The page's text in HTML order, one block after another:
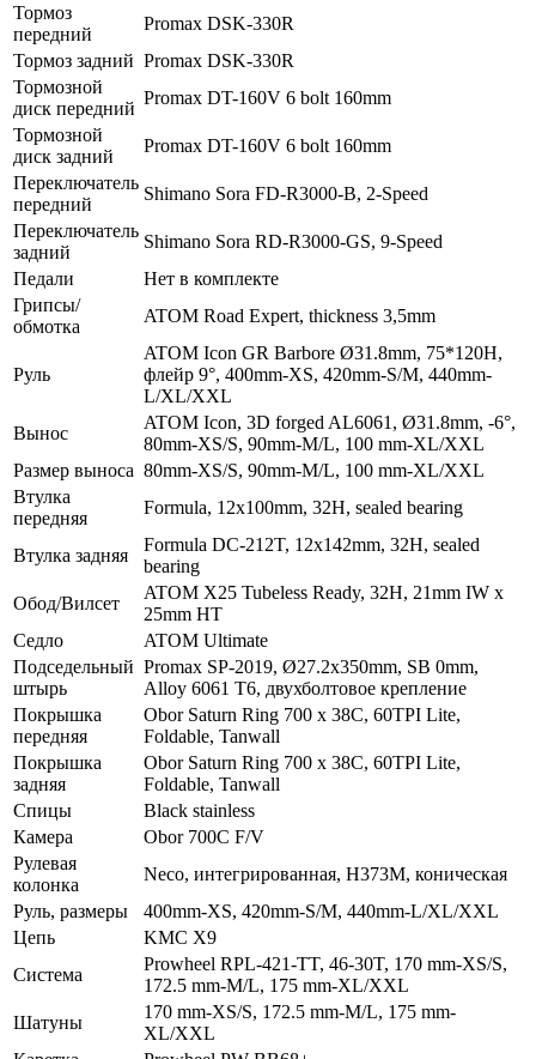
Тормоз
передний
Promax DSK-330R
Тормоз задний Promax DSK-330R
Тормозной
диск передний
Promax DT-160V 6 bolt 160mm
Тормозной
диск задний
Promax DT-160V 6 bolt 160mm
Переключатель
передний
Shimano Sora FD-R3000-B, 2-Speed
Переключатель
задний
Shimano Sora RD-R3000-GS, 9-Speed
Педали
Нет в комплекте
Грипсы/
обмотка
ATOM Road Expert, thickness 3,5mm
Руль
ATOM Icon GR Barbore Ø31.8mm, 75*120H,
флейр 9°, 400mm-XS, 420mm-S/M, 440mm-
L/XL/XXL
Вынос
ATOM Icon, 3D forged AL6061, Ø31.8mm, -6°,
80mm-XS/S, 90mm-M/L, 100 mm-XL/XXL
Размер выноса 80mm-XS/S, 90mm-M/L, 100 mm-XL/XXL
Втулка
передняя
Formula, 12x100mm, 32H, sealed bearing
Втулка задняя
Formula DC-212T, 12x142mm, 32H, sealed
bearing
Обод/Вилсет
ATOM X25 Tubeless Ready, 32H, 21mm IW x
25mm HT
Седло
ATOM Ultimate
Подседельный
штырь
Promax SP-2019, Ø27.2x350mm, SB 0mm,
Alloy 6061 T6, двухболтовое креплениe
Покрышка
передняя
Obor Saturn Ring 700 x 38C, 60TPI Lite,
Foldable, Tanwall
Покрышка
задняя
Obor Saturn Ring 700 x 38C, 60TPI Lite,
Foldable, Tanwall
Спицы
Black stainless
Камера
Obor 700C F/V
Рулевая
колонка
Neco, интегрированная, H373M, коническая
Руль, размеры
400mm-XS, 420mm-S/M, 440mm-L/XL/XXL
Цепь
KMC X9
Система
Prowheel RPL-421-TT, 46-30T, 170 mm-XS/S,
172.5 mm-M/L, 175 mm-XL/XXL
Шатуны
170 mm-XS/S, 172.5 mm-M/L, 175 mm-
XL/XXL